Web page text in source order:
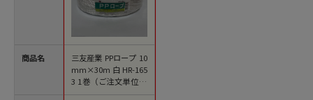
商品名
三友産業 PPロープ 10
mm×30m 白 HR-165
3 1巻（ご注文単位30
巻）【直送品】